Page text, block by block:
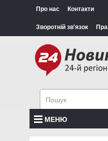
Про нас Контакти
Зворотній зв'язок
МЕНЮ